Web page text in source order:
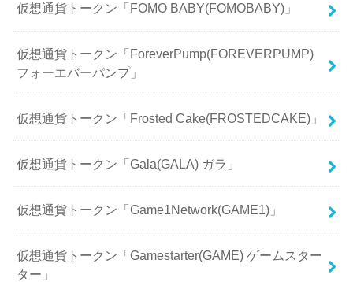
仮想通貨トークン「FOMO BABY(FOMOBABY)」
仮想通貨トークン「ForeverPump(FOREVERPUMP)
フォーエバーパンプ」
仮想通貨トークン「Frosted Cake(FROSTEDCAKE)」
仮想通貨トークン「Gala(GALA) ガラ」
仮想通貨トークン「Game1Network(GAME1)」
仮想通貨トークン「Gamestarter(GAME) ゲームスター
ター」